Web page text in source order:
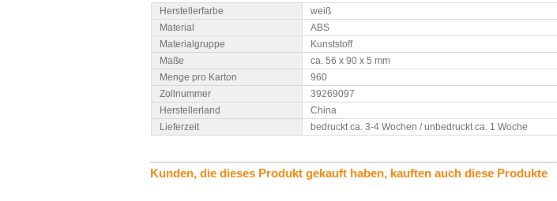
Herstellerfarbe
weiß
Material
ABS
Materialgruppe
Kunststoff
Maße
ca. 56 x 90 x 5 mm
Menge pro Karton
960
Zollnummer
39269097
Herstellerland
China
Lieferzeit
bedruckt ca. 3-4 Wochen / unbedruckt ca. 1 Woche
Kunden, die dieses Produkt gekauft haben, kauften auch diese Produkte